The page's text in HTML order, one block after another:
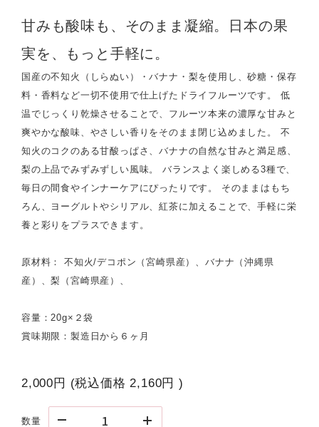
甘みも酸味も、そのまま凝縮。日本の果
実を、もっと手軽に。
国産の不知火（しらぬい）・バナナ・梨を使用し、砂糖・保存
料・香料など一切不使用で仕上げたドライフルーツです。 低
温でじっくり乾燥させることで、フルーツ本来の濃厚な甘みと
爽やかな酸味、やさしい香りをそのまま閉じ込めました。 不
知火のコクのある甘酸っぱさ、バナナの自然な甘みと満足感、
梨の上品でみずみずしい風味。 バランスよく楽しめる3種で、
毎日の間食やインナーケアにぴったりです。 そのままはもち
ろん、ヨーグルトやシリアル、紅茶に加えることで、手軽に栄
養と彩りをプラスできます。
原材料： 不知火/デコポン（宮崎県産）、バナナ（沖縄県
産）、梨（宮崎県産）、
容量：20g×２袋
賞味期限：製造日から６ヶ月
2,000円 (税込価格2,160円 )
数量